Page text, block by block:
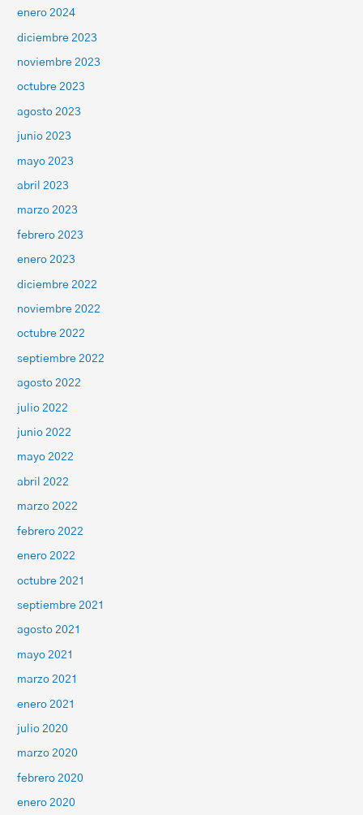
enero 2024
diciembre 2023
noviembre 2023
octubre 2023
agosto 2023
junio 2023
mayo 2023
abril 2023
marzo 2023
febrero 2023
enero 2023
diciembre 2022
noviembre 2022
octubre 2022
septiembre 2022
agosto 2022
julio 2022
junio 2022
mayo 2022
abril 2022
marzo 2022
febrero 2022
enero 2022
octubre 2021
septiembre 2021
agosto 2021
mayo 2021
marzo 2021
enero 2021
julio 2020
marzo 2020
febrero 2020
enero 2020